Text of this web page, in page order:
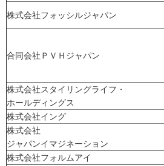
株式会社フォッシルジャパン
合同会社ＰＶＨジャパン
株式会社スタイリングライフ・
ホールディングス
株式会社イング
株式会社
ジャパンイマジネーション
株式会社フォルムアイ